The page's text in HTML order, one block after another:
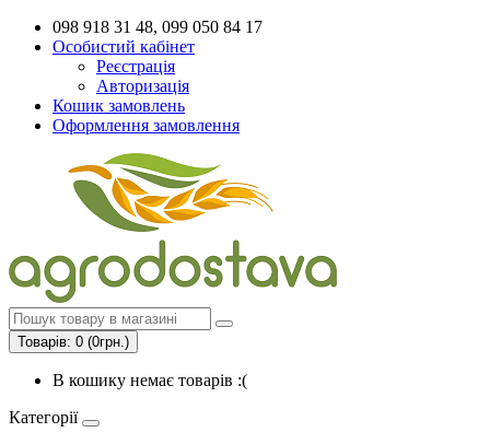
098 918 31 48, 099 050 84 17
Особистий кабінет
Реєстрація
Авторизація
Кошик замовлень
Оформлення замовлення
Товарів: 0 (0грн.)
В кошику немає товарів :(
Категорії